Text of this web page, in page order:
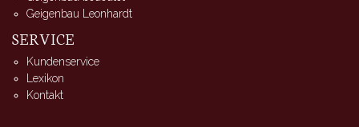
Geigenbau Leonhardt
SERVICE
Kundenservice
Lexikon
Kontakt